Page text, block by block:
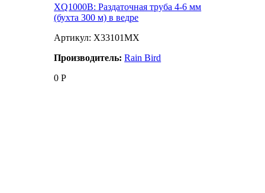
XQ1000B: Раздаточная труба 4-6 мм
(бухта 300 м) в ведре
Артикул: X33101MX
Производитель:Rain Bird
0 Р